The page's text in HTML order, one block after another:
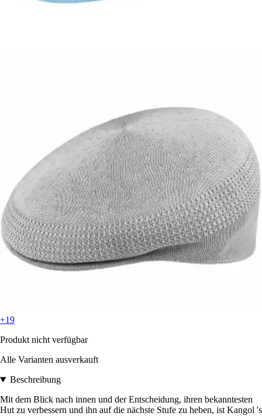
+19
Produkt nicht verfügbar
Alle Varianten ausverkauft
Beschreibung
Mit dem Blick nach innen und der Entscheidung, ihren bekanntesten
Hut zu verbessern und ihn auf die nächste Stufe zu heben, ist Kangol 's